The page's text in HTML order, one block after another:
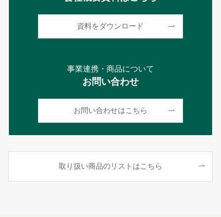
資料をダウンロード
事業連携・商品について
お問い合わせ
お問い合わせはこちら
取り扱い商品のリストはこちら